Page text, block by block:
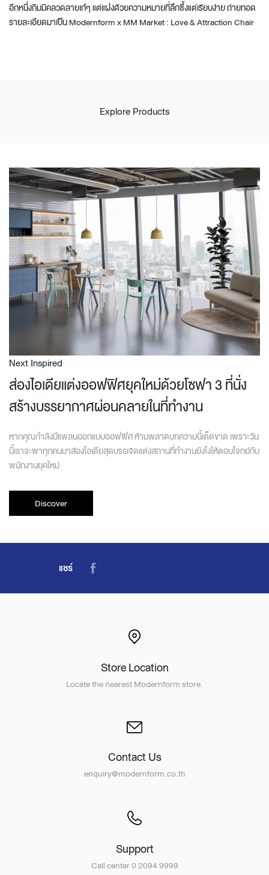
อีกหนึ่งกิมมิคลวดลายเก๋ๆ แต่แฝงด้วยความหมายที่ลึกซึ้งแต่เรียบง่าย ถ่ายทอด
รายละเอียดมาเป็น Modernform x MM Market : Love & Attraction Chair
Explore Products
Next Inspired
ส่องไอเดียแต่งออฟฟิศยุคใหม่ด้วยโซฟา 3 ที่นั่ง
สร้างบรรยากาศผ่อนคลายในที่ทำงาน
หากคุณกำลังมีแพลนออกแบบออฟฟิศ ห้ามพลาดบทความนี้เด็ดขาด เพราะวัน
นี้เราจะพาทุกคนมาส่องไอเดียสุดบรรเจิดแต่งสถานที่ทำงานยังไงให้ตอบโจทย์กับ
พนักงานยุคใหม่
Discover
แชร์
Store Location
Locate the nearest Modernform store.
Contact Us
enquiry@modernform.co.th
Support
Call center 0 2094 9999